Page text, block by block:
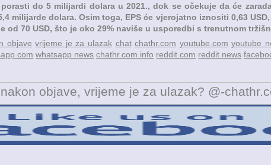
do 5 milijardi dolara u 2021., dok se očekuje da će
milijarde dolara. Osim toga, EPS će vjerojatno iznositi 0,63
od 70 USD, što je oko 29% naviše u usporedbi s trenutnom
objave vrijeme je za ulazak chat chathr.com youtube.com youtube
whatsapp news chathr.com info reddit.com reddit news
objave, vrijeme je za ulazak? @-